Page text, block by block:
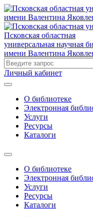
Псковская областная
универсальная научная
имени Валентина
Личный кабинет
О библиотеке
Электронная
Услуги
Ресурсы
Каталоги
О библиотеке
Электронная
Услуги
Ресурсы
Каталоги